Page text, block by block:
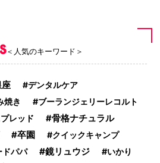
＜人気のキーワード＞
座
デンタルケア
焼き ブーランジェリーレコルト
レッド 骨格ナチュラル
卒園 クイックキャンプ
ドパパ 鏡リュウジ いかり